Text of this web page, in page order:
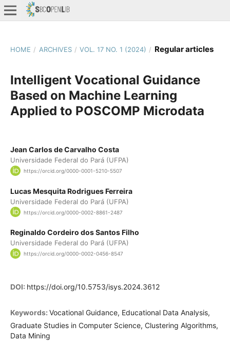
HOME / ARCHIVES / VOL. 17 NO. 1 (2024) / Regular articles
Intelligent Vocational Guidance
Based on Machine Learning
Applied to POSCOMP Microdata
Jean Carlos de Carvalho Costa
Universidade Federal do Pará (UFPA)
https://orcid.org/0000-0001-5210-5507
Lucas Mesquita Rodrigues Ferreira
Universidade Federal do Pará (UFPA)
https://orcid.org/0000-0002-8861-2487
Reginaldo Cordeiro dos Santos Filho
Universidade Federal do Pará (UFPA)
https://orcid.org/0000-0002-0456-8547
DOI: https://doi.org/10.5753/isys.2024.3612
Keywords: Vocational Guidance, Educational Data Analysis,
Graduate Studies in Computer Science, Clustering Algorithms,
Data Mining